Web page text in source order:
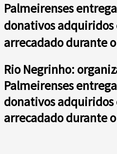
Palmeirenses
donativos adquiridos
arrecadado durante
Rio Negrinho:
Palmeirenses
donativos adquiridos
arrecadado durante